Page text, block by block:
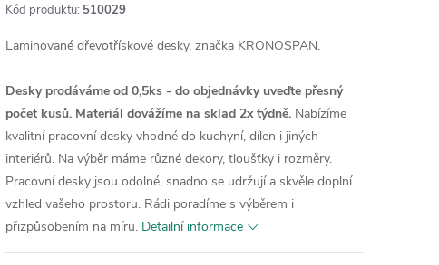
Kód produktu: 510029
Laminované dřevotřískové desky, značka KRONOSPAN.
Desky prodáváme od 0,5ks - do objednávky uveďte přesný
počet kusů. Materiál dovážíme na sklad 2x týdně. Nabízíme
kvalitní pracovní desky vhodné do kuchyní, dílen i jiných
interiérů. Na výběr máme různé dekory, tloušťky i rozměry.
Pracovní desky jsou odolné, snadno se udržují a skvěle doplní
vzhled vašeho prostoru. Rádi poradíme s výběrem i
přizpůsobením na míru. Detailní informace